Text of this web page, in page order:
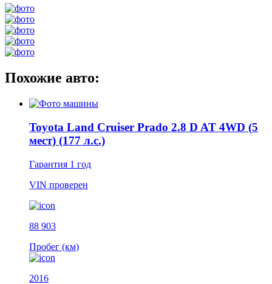
Похожие авто:
Toyota Land Cruiser Prado 2.8 D AT 4WD (5
мест) (177 л.с.)
Гарантия 1 год
VIN проверен
88 903
Пробег (км)
2016